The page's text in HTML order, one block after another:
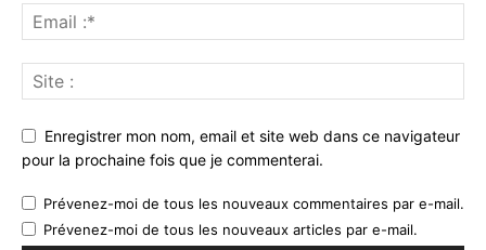
Enregistrer mon nom, email et site web dans ce navigateur
pour la prochaine fois que je commenterai.
Prévenez-moi de tous les nouveaux commentaires par e-mail.
Prévenez-moi de tous les nouveaux articles par e-mail.